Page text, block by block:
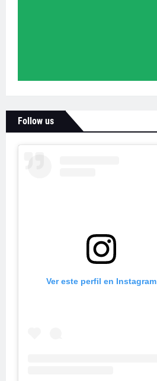
Follow us
Ver este perfil en Instagram